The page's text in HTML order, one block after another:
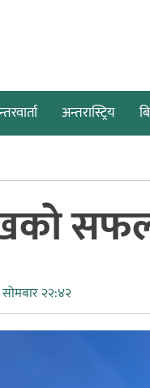
अन्तरास्ट्रिय
२२:४२